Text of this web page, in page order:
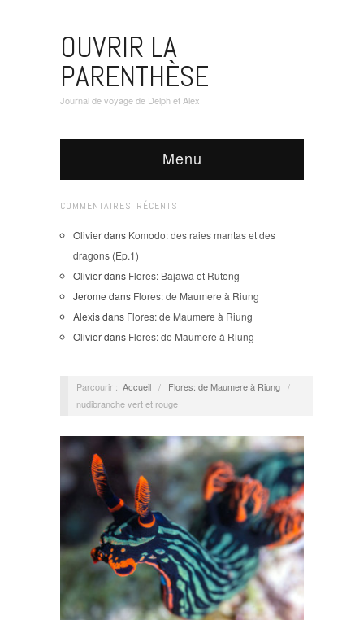
OUVRIR LA
PARENTHÈSE
Journal de voyage de Delph et Alex
Menu
COMMENTAIRES RÉCENTS
Olivierdans Komodo: des raies mantas et des
dragons (Ep.1)
Olivierdans Flores: Bajawa et Ruteng
Jerome dans Flores: de Maumere à Riung
Alexisdans Flores: de Maumere à Riung
Olivierdans Flores: de Maumere à Riung
Parcourir : Accueil / Flores: de Maumere à Riung /
nudibranche vert et rouge